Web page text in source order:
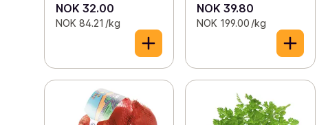
NOK 32.00
NOK 84.21 /kg
NOK 39.80
NOK 199.00 /kg